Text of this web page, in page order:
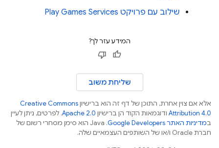
שילוב עם פרויקט Play Games Services
המידע עזר לך?
שליחת משוב
אלא אם צוין אחרת, התוכן של דף זה הוא ברישיוןCreative Commons
Attribution 4.0 ודוגמאות הקוד הן ברישיון Apache 2.0. לפרטים, ניתן לעיין
במדיניות האתר Google Developers‏
.‏ Java הוא סימן מסחרי רשום של
חברת Oracle ו/או של השותפים העצמאיים שלה.